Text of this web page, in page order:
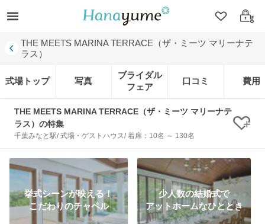
クリップ
ログ
THE MEETS MARINA TERRACE（ザ・ミーツ マリーナテ
ラス）
式場トップ 写真
ブライダル
フェア
口コミ 費用
THE MEETS MARINA TERRACE（ザ・ミーツ マリーナテ
ラス）の特集
千葉みなと駅/ 式場・ゲストハウス/ 着席：10名 ～ 130名 ク
挙式シーンが映える！
こだわりのチャペル
少人数の結婚式で
アットホームなひととき